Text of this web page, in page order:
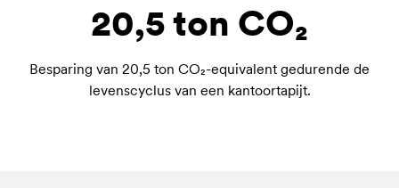
20,5 ton CO₂
Besparing van 20,5 ton CO₂-equivalent gedurende de
levenscyclus van een kantoortapijt.